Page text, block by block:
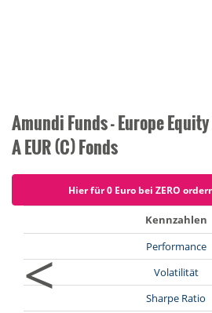
Amundi Funds - Europe
A EUR (C) Fonds
Hier für 0 Euro bei ZERO
<
Kennzahlen
Performance
Volatilität
Sharpe Ratio